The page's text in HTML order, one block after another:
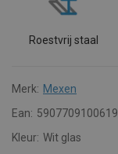
Roestvrij staal
Merk: Mexen
Ean: 5907709100619
Kleur: Wit glas